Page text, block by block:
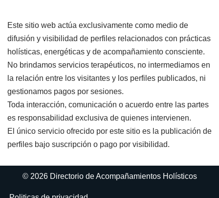
Este sitio web actúa exclusivamente como medio de
difusión y visibilidad de perfiles relacionados con prácticas
holísticas, energéticas y de acompañamiento consciente.
No brindamos servicios terapéuticos, no intermediamos en
la relación entre los visitantes y los perfiles publicados, ni
gestionamos pagos por sesiones.
Toda interacción, comunicación o acuerdo entre las partes
es responsabilidad exclusiva de quienes intervienen.
El único servicio ofrecido por este sitio es la publicación de
perfiles bajo suscripción o pago por visibilidad.
© 2026 Directorio de Acompañamientos Holísticos